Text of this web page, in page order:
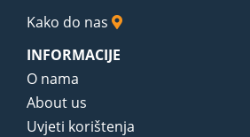
Kako do nas
INFORMACIJE
O nama
About us
Uvjeti korištenja